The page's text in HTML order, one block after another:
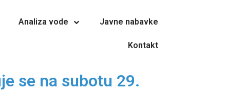
Analiza vode Javne nabavke
Kontakt
se na subotu 29.